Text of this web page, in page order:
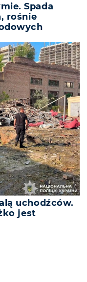
Spada
rośnie
uchodźców.
jest